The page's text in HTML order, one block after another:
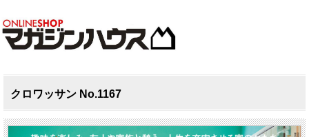
クロワッサン No.1167